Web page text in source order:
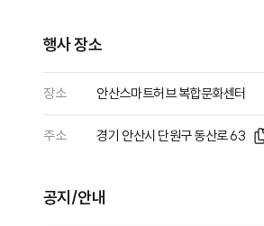
행사 장소
장소 안산스마트허브 복합문화센터
주소 경기 안산시 단원구 동산로 63
공지/안내